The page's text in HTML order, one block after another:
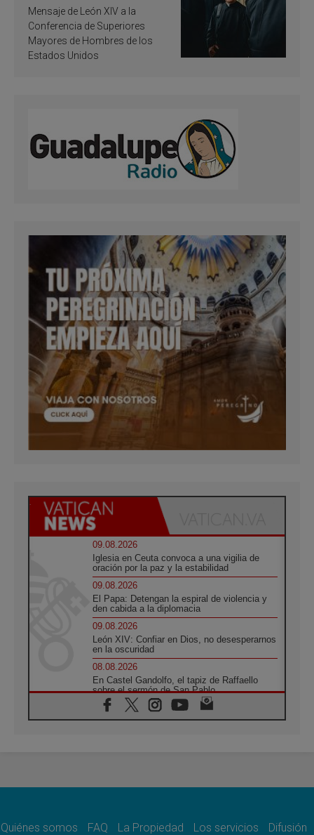
de inspiración y
santificación
Mensaje de León XIV a la
Conferencia de Superiores
Mayores de Hombres de los
Estados Unidos
09.08.2026
Iglesia en Ceuta convoca a una vigilia de
oración por la paz y la estabilidad
09.08.2026
El Papa: Detengan la espiral de violencia y
den cabida a la diplomacia
09.08.2026
León XIV: Confiar en Dios, no desesperarnos
en la oscuridad
08.08.2026
En Castel Gandolfo, el tapiz de Raffaello
sobre el sermón de San Pablo
08.08.2026
En Colombia, «la paz no se compra con una
08.08.2026
08.08.2026
Quiénes somos FAQ La Propiedad Los servicios Difusión